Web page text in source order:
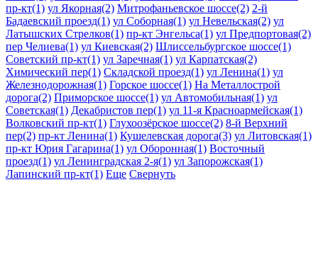
пр-кт(1) ул Якорная(2) Митрофаньевское шоссе(2) 2-й
Бадаевский проезд(1) ул Соборная(1) ул Невельская(2) ул
Латышских Стрелков(1) пр-кт Энгельса(1) ул Предпортовая(2)
пер Челиева(1) ул Киевская(2) Шлиссельбургское шоссе(1)
Советский пр-кт(1) ул Заречная(1) ул Карпатская(2)
Химический пер(1) Складской проезд(1) ул Ленина(1) ул
Железнодорожная(1) Горское шоссе(1) На Металлострой
дорога(2) Приморское шоссе(1) ул Автомобильная(1) ул
Советская(1) Декабристов пер(1) ул 11-я Красноармейская(1)
Волковский пр-кт(1) Глухоозёрское шоссе(2) 8-й Верхний
пер(2) пр-кт Ленина(1) Кушелевская дорога(3) ул Литовская(1)
пр-кт Юрия Гагарина(1) ул Оборонная(1) Восточный
проезд(1) ул Ленинградская 2-я(1) ул Запорожская(1)
Лапинский пр-кт(1) Еще Свернуть